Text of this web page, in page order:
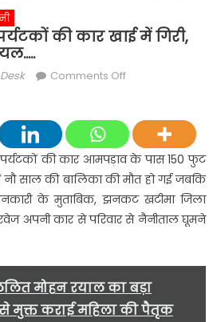
की कार खाई में गिरी,
Comments Offon
लौट
रहे
पर्यटकों
की
कार
खाई
की
मौत,
की कार आमपड़ाव के पास 150 फुट
नौ साल की बालिका की मौत हो गई जबकि
के मुताबिक, झनकट खटीमा जिला
अपनी कार से परिवार से नैनीताल घूमने
मोहन रयाल का बड़ा
मुक्त कराई महिला की पैतृक